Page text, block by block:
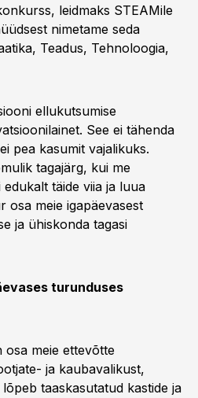
leidmaks STEAMile
nimetame seda
Teadus, Tehnoloogia,
ellukutsumise
See ei tähenda
pea kasumit vajalikuks.
tagajärg, kui me
täide viia ja luua
osa meie igapäevasest
ja ühiskonda tagasi
turunduses
osa meie ettevõtte
ja kaubavalikust,
taaskasutatud kastide ja